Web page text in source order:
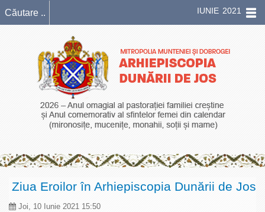
IUNIE 2021
Ziua Eroilor în Arhiepiscopia Dunării de Jos
Joi, 10 Iunie 2021 15:50